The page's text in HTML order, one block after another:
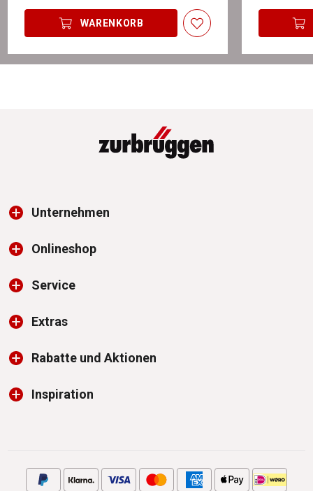
WARENKORB
Unternehmen
Onlineshop
Service
Extras
Rabatte und Aktionen
Inspiration